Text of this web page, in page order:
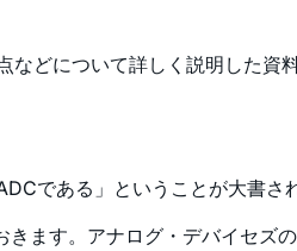
どについて詳しく説明した
である」ということが大書さ
ます。アナログ・デバイセズ